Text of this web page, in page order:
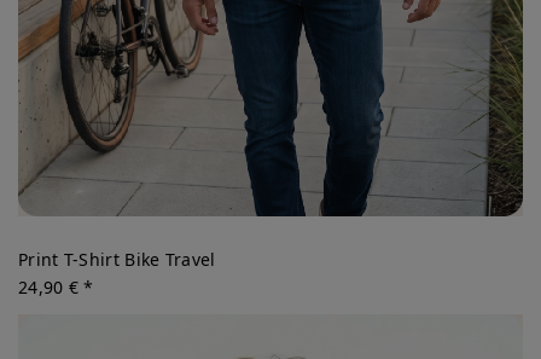
Print T-Shirt Bike Travel
24,90 € *